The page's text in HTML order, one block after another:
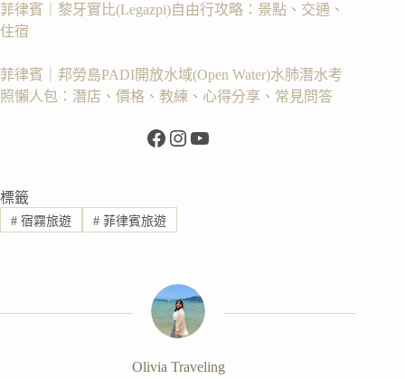
菲律賓｜黎牙實比(Legazpi)自由行攻略：景點、交通、
住宿
菲律賓｜邦勞島PADI開放水域(Open Water)水肺潛水考
照懶人包：潛店、價格、教練、心得分享、常見問答
Facebook
Instagram
YouTube
標籤
#宿霧旅遊 #菲律賓旅遊
Olivia Traveling